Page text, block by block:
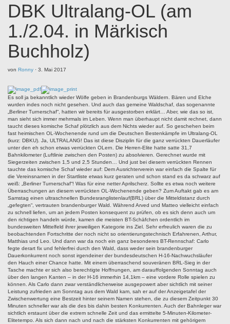
DBK Ultralang-OL (am
1./2.04. in Märkisch
Buchholz)
von Ronny · 3. Mai 2017
Es soll ja bekanntlich wieder Wölfe geben in Brandenburgs Wäldern. Bären und Elche
wurden indes noch nicht gesehen. Und auch das gemeine Waldschaf, das sogenannte
„Berliner Turnerschaf“, hatten wir bereits für ausgestorben erklärt… Aber, wie das so ist,
man sieht sich immer mehrmals im Leben. Wenn man überhaupt nicht damit rechnet, dann
taucht dieses komische Schaf plötzlich aus dem Nichts wieder auf. So geschehen beim
fast heimischen OL-Wochenende rund um die Deutschen Bestenkämpfe im Ultralang-OL
(kurz: DBKU). Ja, ULTRALANG! Das ist diese Disziplin für die ganz verrückten Dauerläufer
unter den eh schon etwas verrückten OLern. Die Herren-Elite hatte satte 31,7
Bahnkilometer (Luftlinie zwischen den Posten) zu absolvieren. Gerechnet wurde mit
Siegerzeiten zwischen 1,5 und 2,5 Stunden… Und just bei diesem verrückten Rennen
tauchte das komische Schaf wieder auf: Dem Ausrichterverein war einfach die Spalte für
die Vereinsnamen in der Startliste etwas kurz geraten und schon stand es da schwarz auf
weiß: „Berliner Turnerschaf“! Was für eine netter Aprilscherz. Sollte es etwa noch weitere
Überraschungen an diesem verrückten OL-Wochenende geben? Zum Auftakt gab es am
Samstag einen ultraschnellen Bundesranglistenlauf(BRL) über die Mitteldistanz durch
„gefegten“, vertrauten brandenburger Wald. Während Arved und Matteo vielleicht einfach
zu schnell liefen, um an jedem Posten konsequent zu prüfen, ob es sich denn auch um
den richtigen handeln würde, kamen die meisten BT-Schäfchen ordentlich im
bundesweiten Mittelfeld ihrer jeweiligen Kategorie ins Ziel. Sehr erfreulich waren die zu
beobachtenden Fortschritte der noch nicht so orientierungstechnisch Erfahrenen, Arthur,
Matthias und Leo. Und dann war da noch ein ganz besonderes BT-Rennschaf: Carlo
fegte derart fix und fehlerfrei durch den Wald, dass weder sein brandenburger
Dauerkonkurrent noch sonst irgendeiner der bundesdeutschen H-16-Nachwuchsläufer
den Hauch einer Chance hatte. Mit einem überraschend souveränen BRL-Sieg in der
Tasche machte er sich also berechtigte Hoffnungen, am darauffolgenden Sonntag auch
über den langen Kanten – in der H-16 immerhin 14,1km – eine vordere Rolle spielen zu
können. Als Carlo dann zwar verständlicherweise ausgepowert aber sichtlich mit seiner
Leistung zufrieden am Sonntag aus dem Wald kam, sah er auf der Anzeigetafel der
Zwischenwertung eine Bestzeit hinter seinem Namen stehen, die zu diesem Zeitpunkt 30
Minuten schneller war als die des bis dahin besten Konkurrenten. Auch der Bahnleger war
sichtlich erstaunt über die extrem schnelle Zeit und das ermittelte 5-Minuten-Kilometer-
Elitetempo. Als sich dann nach und nach die stärksten Konkurrenten mit gehörigem